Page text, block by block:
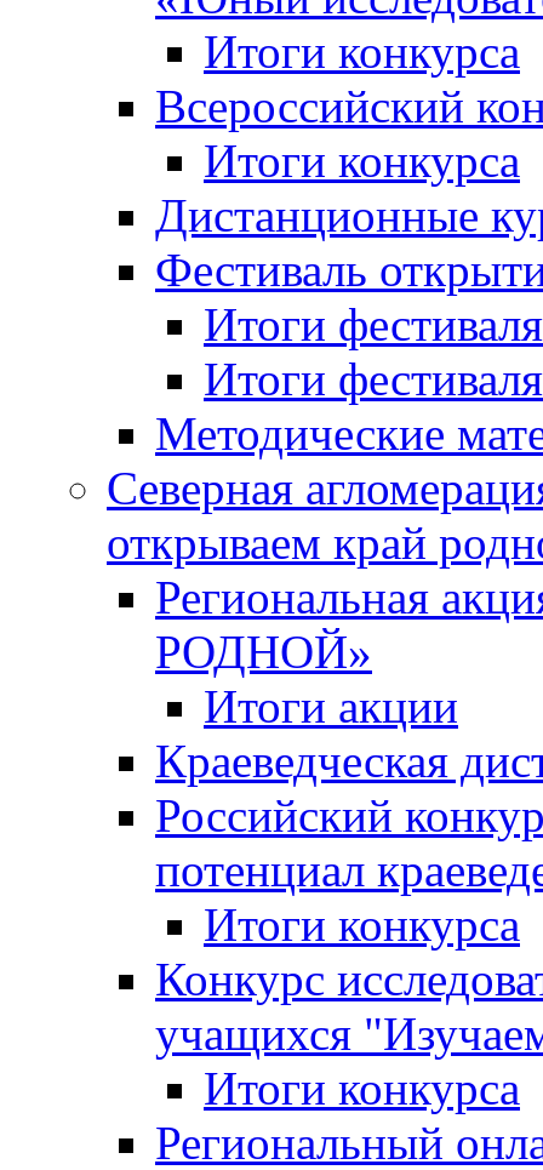
Итоги конкурса
Всероссийский
Итоги конкурса
Дистанционные
Фестиваль
Итоги
Итоги
Методические
Северная
открываем край
Региональная
РОДНОЙ»
Итоги акции
Краеведческая
Российский
потенциал
Итоги конкурса
Конкурс
учащихся
Итоги конкурса
Региональный